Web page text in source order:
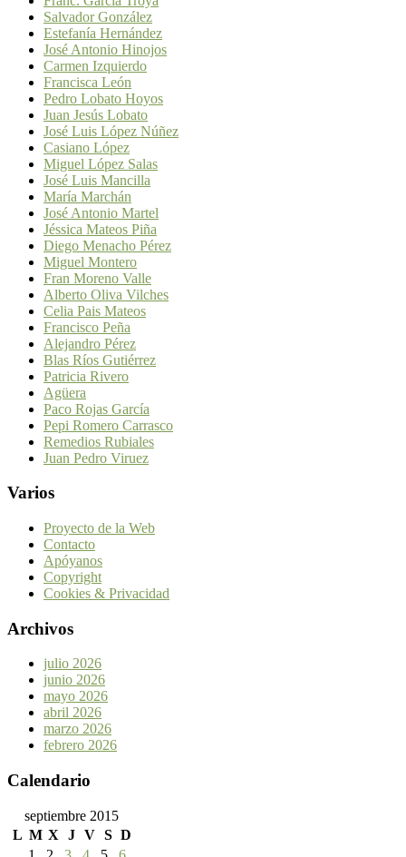
Salvador González
Estefanía Hernández
José Antonio Hinojos
Carmen Izquierdo
Francisca León
Pedro Lobato Hoyos
Juan Jesús Lobato
José Luis López Núñez
Casiano López
Miguel López Salas
José Luis Mancilla
María Marchán
José Antonio Martel
Jéssica Mateos Piña
Diego Menacho Pérez
Miguel Montero
Fran Moreno Valle
Alberto Oliva Vilches
Celia Pais Mateos
Francisco Peña
Alejandro Pérez
Blas Ríos Gutiérrez
Patricia Rivero
Agüera
Paco Rojas García
Pepi Romero Carrasco
Remedios Rubiales
Juan Pedro Viruez
Varios
Proyecto de la Web
Contacto
Apóyanos
Copyright
Cookies & Privacidad
Archivos
julio 2026
junio 2026
mayo 2026
abril 2026
marzo 2026
febrero 2026
Calendario
septiembre 2015
L M X J V S D